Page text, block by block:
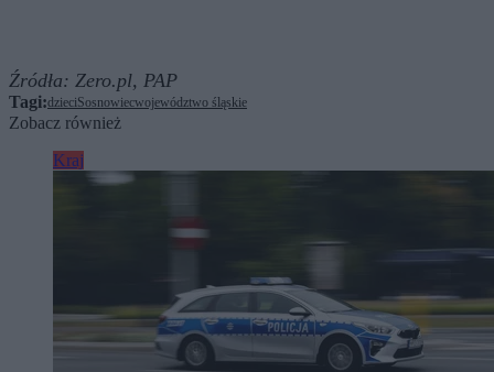
Źródła: Zero.pl, PAP
Tagi:dzieciSosnowiecwojewództwo śląskie
Zobacz również
Kraj